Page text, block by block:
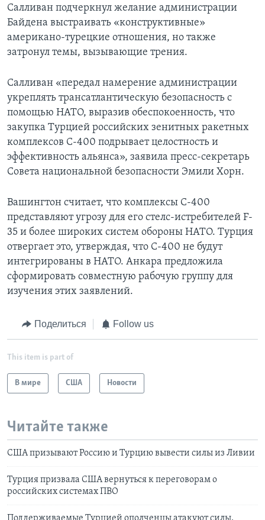
Салливан подчеркнул желание администрации
Байдена выстраивать «конструктивные»
американо-турецкие отношения, но также
затронул темы, вызывающие трения.
Салливан «передал намерение администрации
укреплять трансатлантическую безопасность с
помощью НАТО, выразив обеспокоенность, что
закупка Турцией российских зенитных ракетных
комплексов С-400 подрывает целостность и
эффективность альянса», заявила пресс-секретарь
Совета национальной безопасности Эмили Хорн.
Вашингтон считает, что комплексы С-400
представляют угрозу для его стелс-истребителей F-
35 и более широких систем обороны НАТО. Турция
отвергает это, утверждая, что С-400 не будут
интегрированы в НАТО. Анкара предложила
сформировать совместную рабочую группу для
изучения этих заявлений.
Поделиться Follow us
This item is part of
В мире США Новости
Читайте также
США призывают Россию и Турцию вывести силы из Ливии
Турция призвала США вернуться к переговорам о
российских системах ПВО